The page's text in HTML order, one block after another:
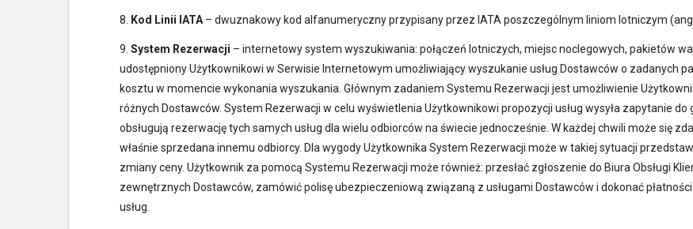
8. Kod Linii IATA– dwuznakowy kod alfanumeryczny przypisany przez IATA poszczególnym liniom lotniczym
9. System Rezerwacji – internetowy system wyszukiwania: połączeń lotniczych, miejsc noclegowych, pakietów
udostępniony Użytkownikowi w Serwisie Internetowym umożliwiający wyszukanie usług Dostawców o zadanych
kosztu w momencie wykonania wyszukania. Głównym zadaniem Systemu Rezerwacji jest umożliwienie
różnych Dostawców. System Rezerwacji w celu wyświetlenia Użytkownikowi propozycji usług wysyła zapytanie
obsługują rezerwację tych samych usług dla wielu odbiorców na świecie jednocześnie. W każdej chwili może się
właśnie sprzedana innemu odbiorcy. Dla wygody Użytkownika System Rezerwacji może w takiej sytuacji
zmiany ceny. Użytkownik za pomocą Systemu Rezerwacji może również: przesłać zgłoszenie do Biura Obsługi
zewnętrznych Dostawców, zamówić polisę ubezpieczeniową związaną z usługami Dostawców i dokonać
usług.